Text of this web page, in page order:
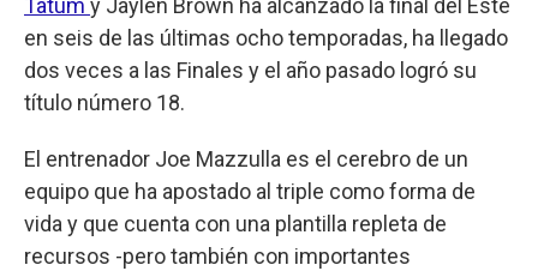
Tatum y Jaylen Brown ha alcanzado la final del Este
en seis de las últimas ocho temporadas, ha llegado
dos veces a las Finales y el año pasado logró su
título número 18.
El entrenador Joe Mazzulla es el cerebro de un
equipo que ha apostado al triple como forma de
vida y que cuenta con una plantilla repleta de
recursos -pero también con importantes